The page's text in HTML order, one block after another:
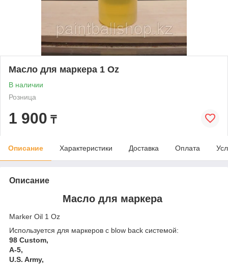
Масло для маркера 1 Oz
В наличии
Розница
1 900 ₸
Описание Характеристики Доставка Оплата
Описание
Масло для маркера
Marker Oil 1 Oz
Используется для маркеров с blow back системой:
98 Custom,
A-5,
U.S. Army,